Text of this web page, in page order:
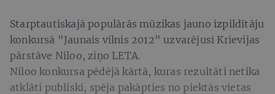
Starptautiskajā populārās mūzikas jauno izpildītāju
konkursā "Jaunais vilnis 2012" uzvarējusi Krievijas
pārstāve Niloo, ziņo LETA.
Niloo konkursa pēdējā kārtā, kuras rezultāti netika
atklāti publiski, spēja pakāpties no piektās vietas